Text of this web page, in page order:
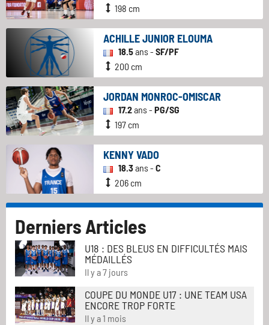
198 cm
ACHILLE JUNIOR ELOUMA
18.5ans - SF/PF
200 cm
JORDAN MONROC-OMISCAR
17.2ans - PG/SG
197 cm
KENNY VADO
18.3ans - C
206 cm
Derniers Articles
U18 : DES BLEUS EN DIFFICULTÉS MAIS
MÉDAILLÉS
Il y a 7 jours
COUPE DU MONDE U17 : UNE TEAM USA
ENCORE TROP FORTE
Il y a 1 mois